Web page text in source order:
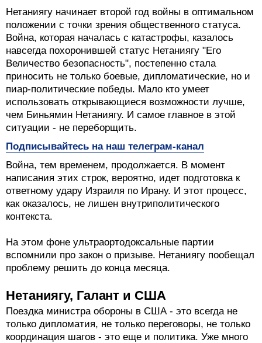
Нетаниягу начинает второй год войны в оптимальном
положении с точки зрения общественного статуса.
Война, которая началась с катастрофы, казалось
навсегда похоронившей статус Нетаниягу "Его
Величество безопасность", постепенно стала
приносить не только боевые, дипломатические, но и
пиар-политические победы. Мало кто умеет
использовать открывающиеся возможности лучше,
чем Биньямин Нетаниягу. И самое главное в этой
ситуации - не переборщить.
Подписывайтесь на наш телеграм-канал
Война, тем временем, продолжается. В момент
написания этих строк, вероятно, идет подготовка к
ответному удару Израиля по Ирану. И этот процесс,
как оказалось, не лишен внутриполитического
контекста.
На этом фоне ультраортодоксальные партии
вспомнили про закон о призыве. Нетаниягу пообещал
проблему решить до конца месяца.
Нетаниягу, Галант и США
Поездка министра обороны в США - это всегда не
только дипломатия, не только переговоры, не только
координация шагов - это еще и политика. Уже много